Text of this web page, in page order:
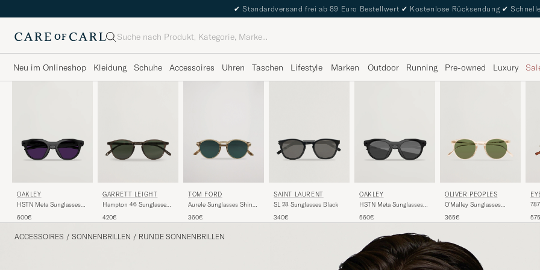
✔ Standardversand frei ab 89 Euro Bestellwert ✔ Kostenlose Rücksendung ✔
Suche
Neu im Onlineshop Kleidung Schuhe Accessoires Uhren Taschen Lifestyle Marken Outdoor Running Pre-owned Luxury
OAKLEY
HSTN Meta Sunglasses
600€
GARRETT LEIGHT
Hampton 46 Sunglasses
420€
TOM FORD
Aurele Sunglasses Shiny
360€
SAINT LAURENT
SL 28 Sunglasses Black
340€
OAKLEY
HSTN Meta Sunglasses
560€
OLIVER PEOPLES
O'Malley Sunglasses
365€
ACCESSOIRES / SONNENBRILLEN / RUNDE SONNENBRILLEN